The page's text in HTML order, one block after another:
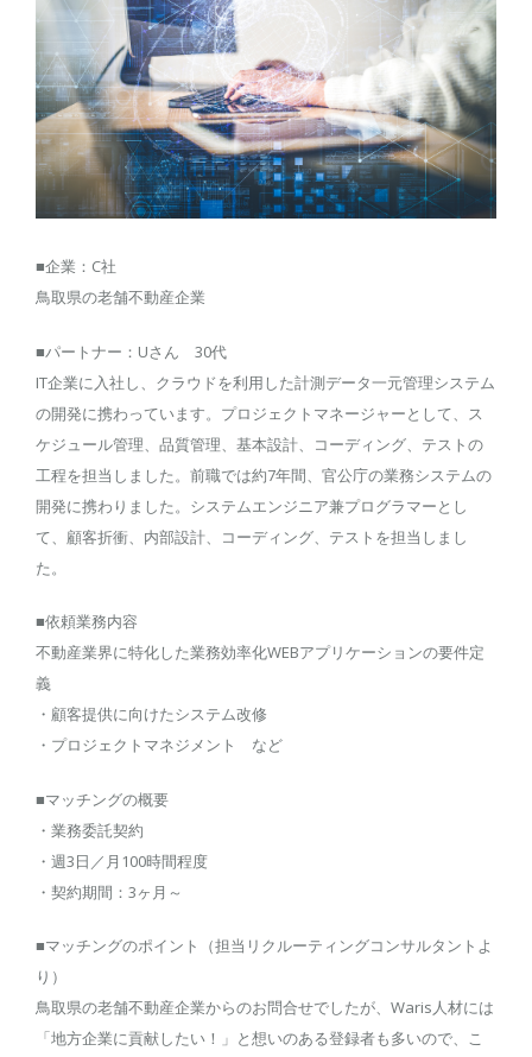
■企業：C社
鳥取県の老舗不動産企業
■パートナー：Uさん 30代
IT企業に入社し、クラウドを利用した計測データ一元管理システム
の開発に携わっています。プロジェクトマネージャーとして、ス
ケジュール管理、品質管理、基本設計、コーディング、テストの
工程を担当しました。前職では約7年間、官公庁の業務システムの
開発に携わりました。システムエンジニア兼プログラマーとし
て、顧客折衝、内部設計、コーディング、テストを担当しまし
た。
■依頼業務内容
不動産業界に特化した業務効率化WEBアプリケーションの要件定
義
・顧客提供に向けたシステム改修
・プロジェクトマネジメント など
■マッチングの概要
・業務委託契約
・週3日／月100時間程度
・契約期間：3ヶ月～
■マッチングのポイント（担当リクルーティングコンサルタントよ
り）
鳥取県の老舗不動産企業からのお問合せでしたが、Waris人材には
「地方企業に貢献したい！」と想いのある登録者も多いので、こ